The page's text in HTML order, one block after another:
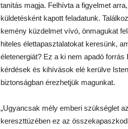
tanítás magja. Felhívta a figyelmet
küldetésként kapott feladatunk.
kemény küzdelmet vívó, önmagukat
hiteles élettapasztalatokat keresünk,
életenergiát? Ez a ki nem apadó
kérdések és kihívások elé kerülve
biztonságban érezhetjük magunkat.
„Ugyancsak mély emberi szükséglet
kereszttüzében ez az